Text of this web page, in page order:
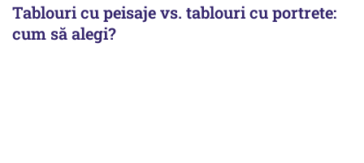
Tablouri cu peisaje vs. tablouri cu portrete:
cum să alegi?